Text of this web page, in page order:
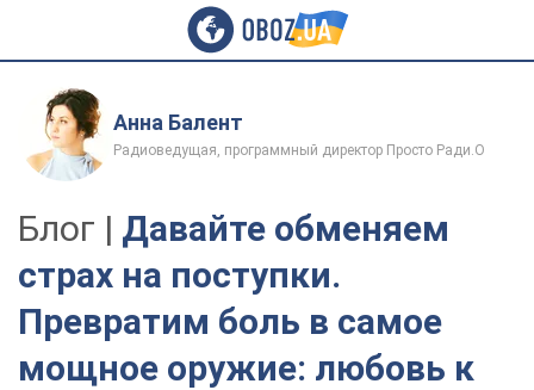
Анна Балент
Радиоведущая, программный директор Просто Ради.О
Блог | Давайте обменяем
страх на поступки.
Превратим боль в самое
мощное оружие: любовь к